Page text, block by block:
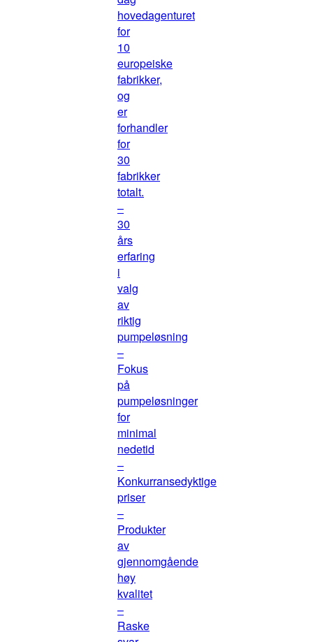
hovedagenturet
for
10
europeiske
fabrikker,
og
er
forhandler
for
30
fabrikker
totalt.
–
30
års
erfaring
i
valg
av
riktig
pumpeløsning
–
Fokus
på
pumpeløsninger
for
minimal
nedetid
–
Konkurransedyktige
priser
–
Produkter
av
gjennomgående
høy
kvalitet
–
Raske